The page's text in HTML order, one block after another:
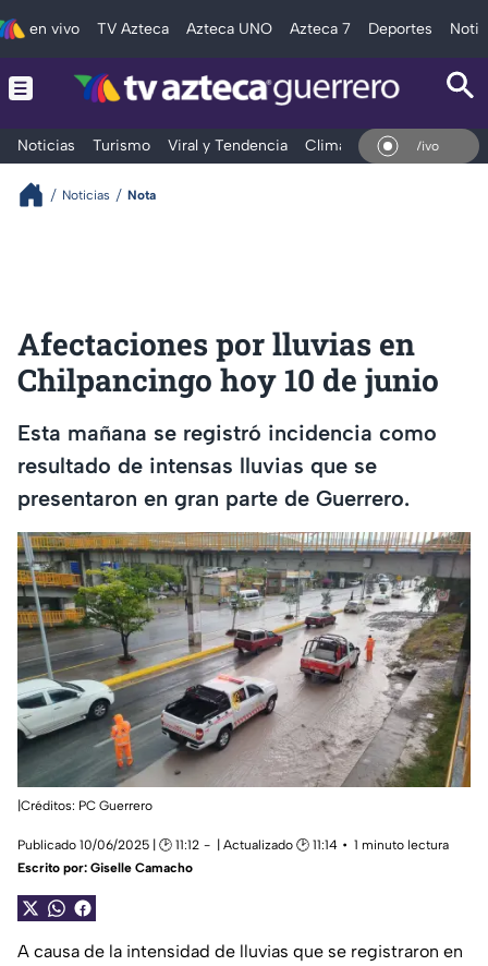
en vivo TV Azteca Azteca UNO Azteca 7 Deportes
Noticias Turismo Viral y Tendencia Clima Deportes
En Vivo
Noticias Nota
Afectaciones por lluvias en
Chilpancingo hoy 10 de junio
Esta mañana se registró incidencia como
resultado de intensas lluvias que se
presentaron en gran parte de Guerrero.
|Créditos: PC Guerrero
Publicado 10/06/2025 | 🕑 11:12 | Actualizado 🕑 11:14
1 minuto lectura
Escrito por: Giselle Camacho
A causa de la intensidad de lluvias que se registraron en